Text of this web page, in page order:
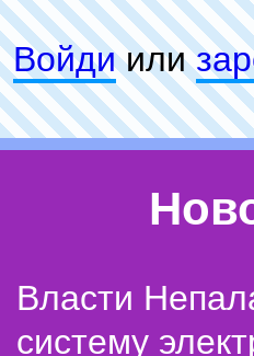
Войдиили
Власти
систему